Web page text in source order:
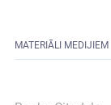
MATERIĀLI MEDIJIEM